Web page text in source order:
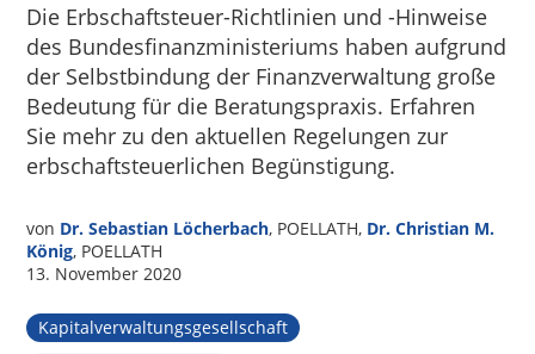
Die Erbschaftsteuer-Richtlinien und -Hinweise
des Bundesfinanzministeriums haben aufgrund
der Selbstbindung der Finanzverwaltung große
Bedeutung für die Beratungspraxis. Erfahren
Sie mehr zu den aktuellen Regelungen zur
erbschaftsteuerlichen Begünstigung.
von Dr. Sebastian Löcherbach, POELLATH, Dr. Christian M.
König, POELLATH
13. November 2020
Kapitalverwaltungsgesellschaft